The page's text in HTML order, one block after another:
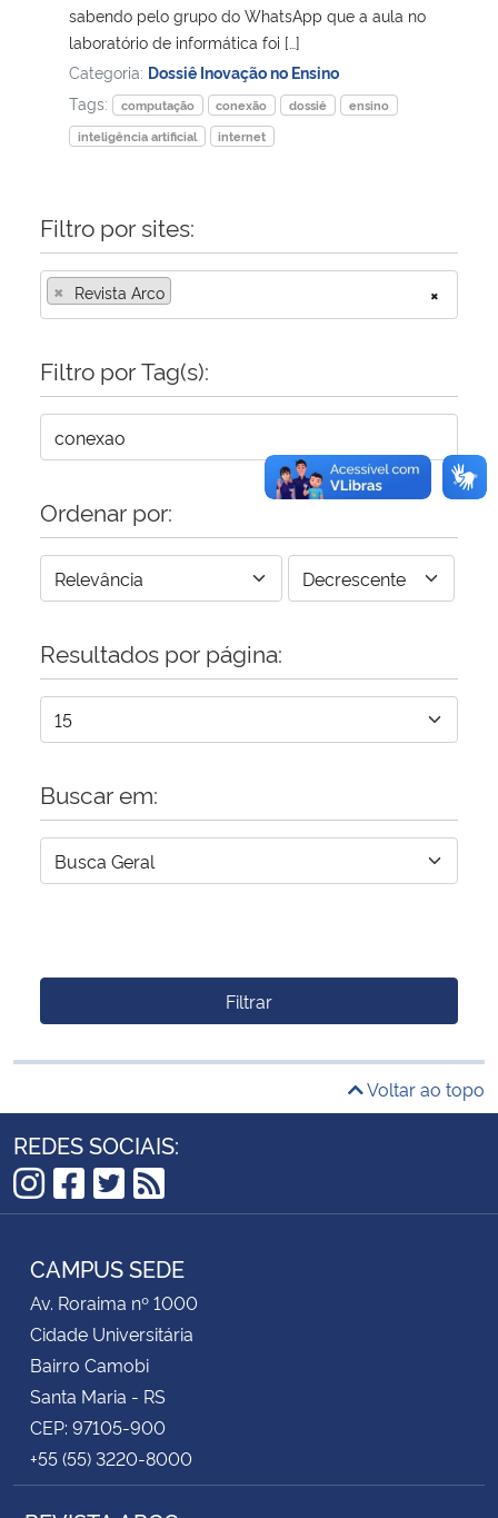
Ministério da Mulher, da Família e dos Direitos Humanos
Secretaria-Geral
Secretaria de Governo
Advocacia-Geral da União
Banco Central do Brasil
Planalto
sabendo pelo grupo do WhatsApp que a aula no
laboratório de informática foi […]
Categoria: Dossiê Inovação no Ensino
Tags:
computação conexão dossiê
ensino
inteligência artificial
internet
Filtro por sites:
×
× Revista Arco
Filtro por Tag(s):
Ordenar por:
Resultados por página:
Buscar em:
Filtrar
Voltar ao topo
REDES SOCIAIS:
Instagram
Facebook
Twitter
RSS
CAMPUS SEDE
Av. Roraima nº 1000
Cidade Universitária
Bairro Camobi
Santa Maria - RS
CEP: 97105-900
+55 (55) 3220-8000